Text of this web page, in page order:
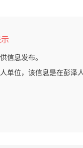
信息发布。
单位，该信息是在彭泽